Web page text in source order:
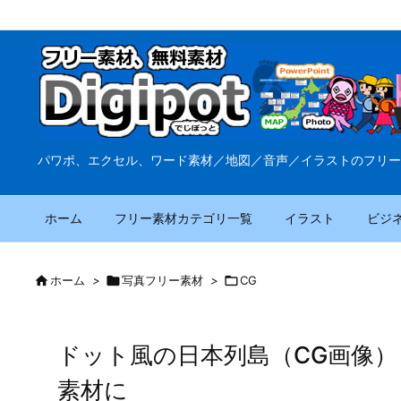
パワポ、エクセル、ワード素材／地図／音声／イラストのフリ
ホーム フリー素材カテゴリ一覧 イラスト ビジ
ホーム > 写真フリー素材 > CG
ドット風の日本列島（CG画像
素材に